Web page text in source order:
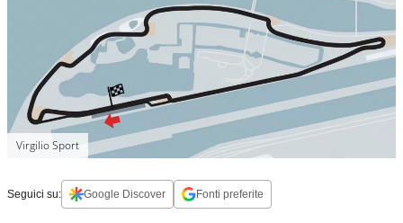
Virgilio Sport
Seguici su: Google Discover Fonti preferite